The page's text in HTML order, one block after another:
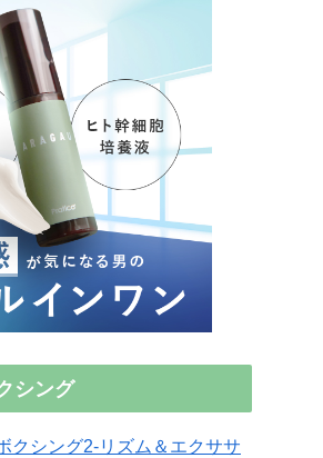
シング
クシング2-リズム＆エクササ